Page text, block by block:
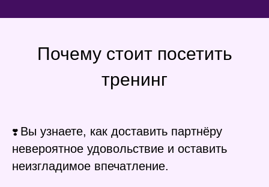
Почему стоит посетить
тренинг
❣️ Вы узнаете, как доставить партнёру
невероятное удовольствие и оставить
неизгладимое впечатление.